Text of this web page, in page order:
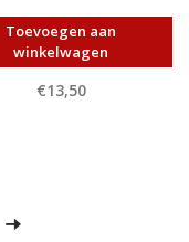
Toevoegen aan
winkelwagen
€13,50